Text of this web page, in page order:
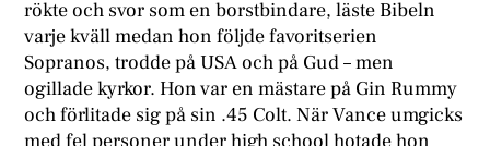
rökte och svor som en borstbindare, läste Bibeln
varje kväll medan hon följde favoritserien
Sopranos, trodde på USA och på Gud – men
ogillade kyrkor. Hon var en mästare på Gin Rummy
och förlitade sig på sin .45 Colt. När Vance umgicks
med fel personer under high school hotade hon